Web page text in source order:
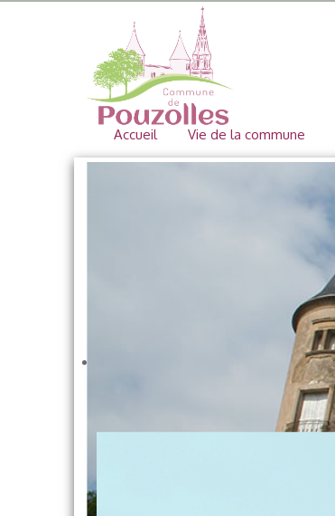
Accueil Vie de la commune